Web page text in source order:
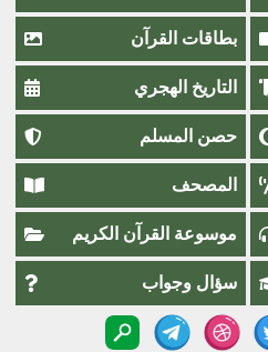
بطاقات القرآن
التاريخ الهجري
حصن المسلم
المصحف
موسوعة القرآن الكريم
سؤال وجواب